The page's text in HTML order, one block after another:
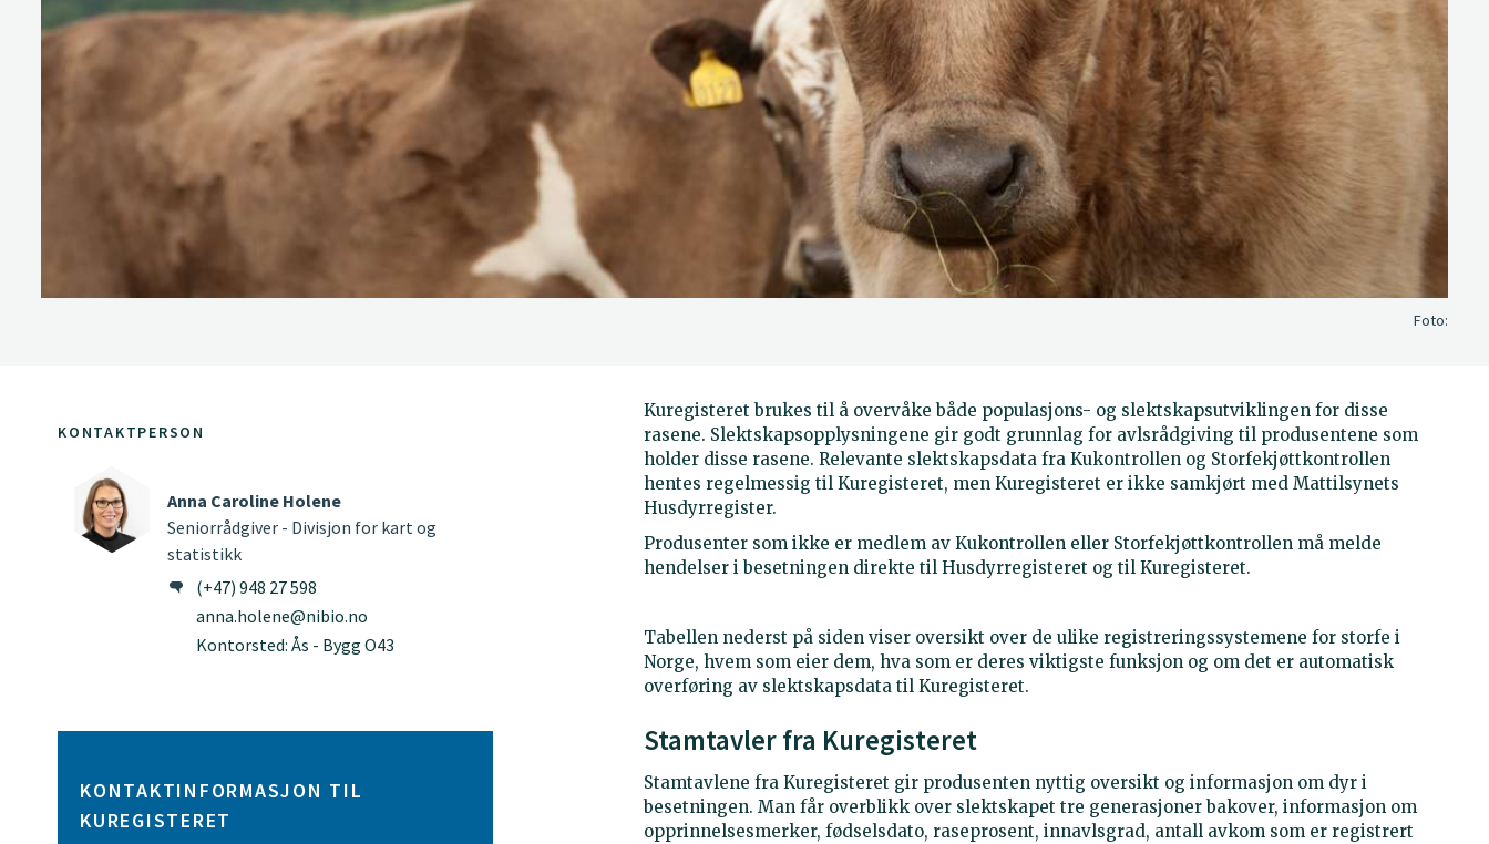
Foto:
KONTAKTPERSON
Anna Caroline Holene
Seniorrådgiver - Divisjon for kart og
statistikk
(+47) 948 27 598
anna.holene@nibio.no
Kontorsted: Ås - Bygg O43
KONTAKTINFORMASJON TIL
KUREGISTERET
Kuregisteret brukes til å overvåke både populasjons- og slektskapsutviklingen for disse
rasene. Slektskapsopplysningene gir godt grunnlag for avlsrådgiving til produsentene som
holder disse rasene. Relevante slektskapsdata fra Kukontrollen og Storfekjøttkontrollen
hentes regelmessig til Kuregisteret, men Kuregisteret er ikke samkjørt med Mattilsynets
Husdyrregister.
Produsenter som ikke er medlem av Kukontrollen eller Storfekjøttkontrollen må melde
hendelser i besetningen direkte til Husdyrregisteret og til Kuregisteret.
Tabellen nederst på siden viser oversikt over de ulike registreringssystemene for storfe i
Norge, hvem som eier dem, hva som er deres viktigste funksjon og om det er automatisk
overføring av slektskapsdata til Kuregisteret.
Stamtavler fra Kuregisteret
Stamtavlene fra Kuregisteret gir produsenten nyttig oversikt og informasjon om dyr i
besetningen. Man får overblikk over slektskapet tre generasjoner bakover, informasjon om
opprinnelsesmerker, fødselsdato, raseprosent, innavlsgrad, antall avkom som er registrert